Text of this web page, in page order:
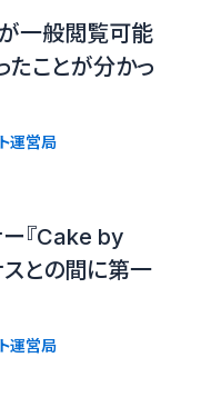
一般閲覧可能
たことが分かっ
運営局
ー『Cake by
スとの間に第一
運営局